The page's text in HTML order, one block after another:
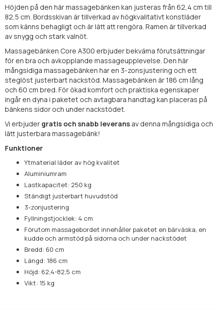
Höjden på den här massagebänken kan justeras från 62,4 cm till
82,5 cm. Bordsskivan är tillverkad av högkvalitativt konstläder
som känns behagligt och är lätt att rengöra. Ramen är tillverkad
av snygg och stark valnöt.
Massagebänken Core A300 erbjuder bekväma förutsättningar
för en bra och avkopplande massageupplevelse. Den här
mångsidiga massagebänken har en 3-zonsjustering och ett
steglöst justerbart nackstöd. Massagebänken är 186 cm lång
och 60 cm bred. För ökad komfort och praktiska egenskaper
ingår en dyna i paketet och avtagbara handtag kan placeras på
bänkens sidor och under nackstödet.
Vi erbjuder gratis och snabb leverans av denna mångsidiga och
lätt justerbara massagebänk!
Funktioner
Ytmaterial läder av hög kvalitet
Aluminiumram
Lastkapacitet: 250 kg
Ständigt justerbart huvudstöd
3-zonjustering
Fyllningstjocklek: 4 cm
Förutom massagebordet innehåller paketet en bärväska, en
kudde och armstöd på sidorna och under nackstödet
Bredd: 60 cm
Längd: 186 cm
Höjd: 62,4-82,5 cm
Vikt: 15 kg